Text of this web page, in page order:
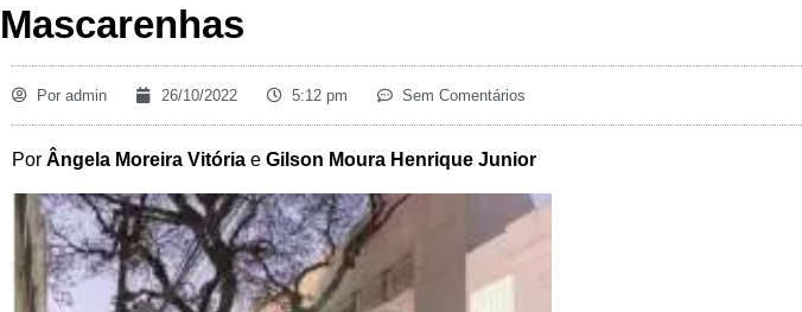
Mascarenhas
Por admin 26/10/2022 5:12 pm Sem Comentários
Por Ângela Moreira Vitória e Gilson Moura Henrique Junior